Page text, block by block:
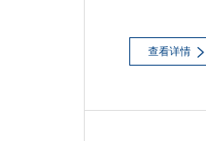
查看详情